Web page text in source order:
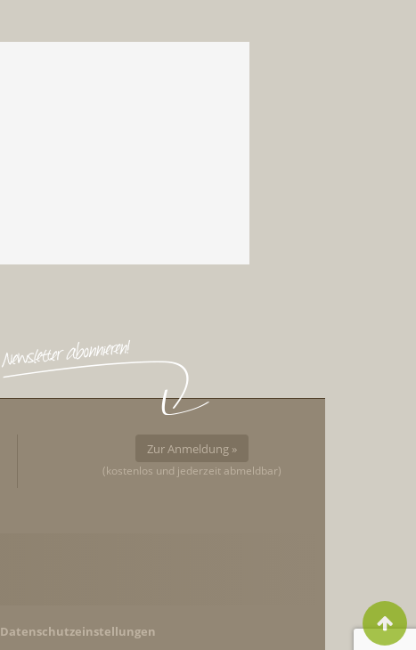
Zur Anmeldung »
(kostenlos und jederzeit abmeldbar)
Datenschutzeinstellungen